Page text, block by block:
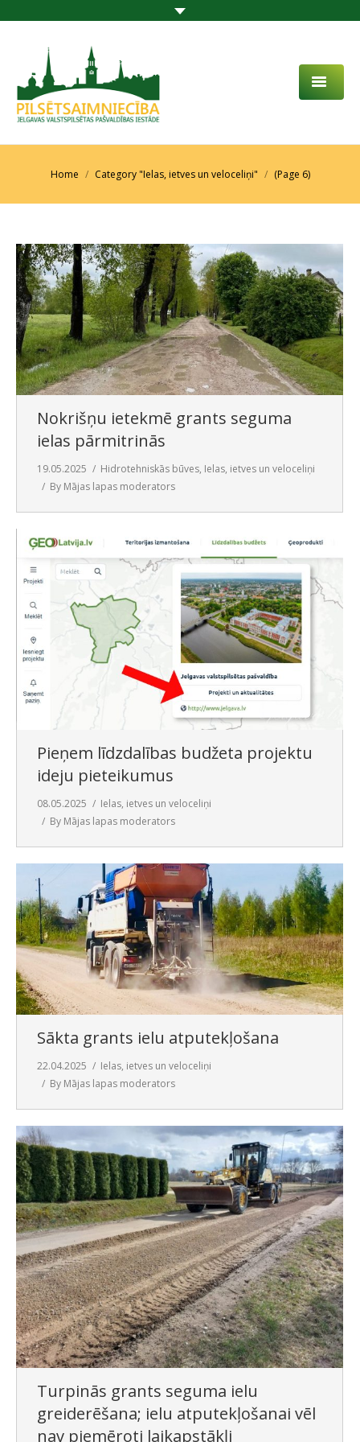
PAR MUMS
PAKALPOJUMI
SABIEDRĪBAS LĪDZDALĪBA
KONTAKTI
SAZIŅA
You are here:
Home Category "Ielas, ietves un veloceliņi" (Page 6)
Nokrišņu ietekmē grants seguma
ielas pārmitrinās
19.05.2025 Hidrotehniskās būves, Ielas, ietves un veloceliņi
By Mājas lapas moderators
Pieņem līdzdalības budžeta projektu
ideju pieteikumus
08.05.2025
Ielas, ietves un veloceliņi
By Mājas lapas moderators
Sākta grants ielu atputekļošana
22.04.2025
Ielas, ietves un veloceliņi
By Mājas lapas moderators
Turpinās grants seguma ielu
greiderēšana; ielu atputekļošanai vēl
nav piemēroti laikapstākļi